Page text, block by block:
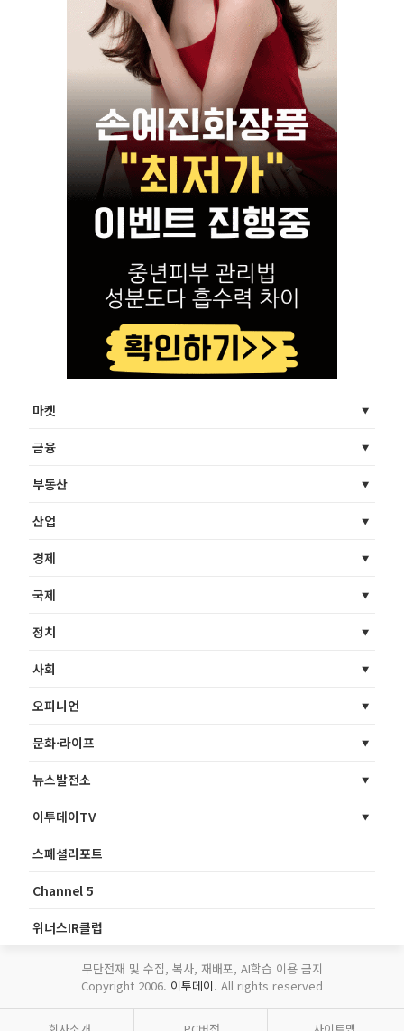
마켓
금융
부동산
산업
경제
국제
정치
사회
오피니언
문화·라이프
뉴스발전소
이투데이TV
스페셜리포트
Channel 5
위너스IR클럽
무단전재 및 수집, 복사, 재배포, AI학습 이용 금지
Copyright 2006. 이투데이. All rights reserved